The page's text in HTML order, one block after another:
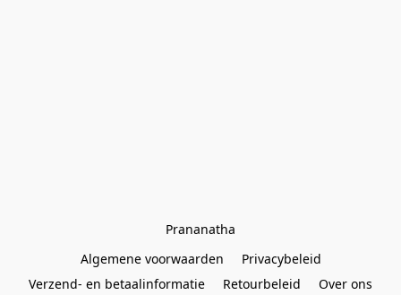
Prananatha
Algemene voorwaarden
Privacybeleid
Verzend- en betaalinformatie
Retourbeleid
Over ons